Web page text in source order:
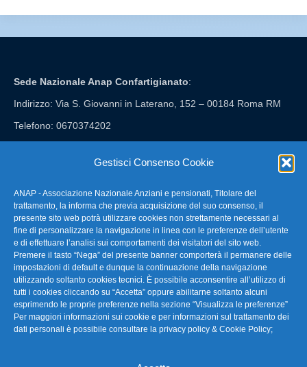
Gestisci Consenso Cookie
ANAP - Associazione Nazionale Anziani e pensionati, Titolare del
trattamento, la informa che previa acquisizione del suo consenso, il
presente sito web potrà utilizzare cookies non strettamente necessari al
fine di personalizzare la navigazione in linea con le preferenze dell’utente
e di effettuare l’analisi sui comportamenti dei visitatori del sito web.
Premere il tasto “Nega” del presente banner comporterà il permanere delle
impostazioni di default e dunque la continuazione della navigazione
utilizzando soltanto cookies tecnici. È possibile acconsentire all’utilizzo di
tutti i cookies cliccando su “Accetta” oppure abilitarne soltanto alcuni
esprimendo le proprie preferenze nella sezione “Visualizza le preferenze”
Per maggiori informazioni sui cookie e per informazioni sul trattamento dei
dati personali è possibile consultare la privacy policy & Cookie Policy;
Sede Nazionale Anap Confartigianato:
Indirizzo: Via S. Giovanni in Laterano, 152 – 00184 Roma RM
Telefono: 0670374202
FAQ – Domande Frequenti
La nostra Newsletter
Link Utili
TG Confartigianato
Privacy & Cookie Policy